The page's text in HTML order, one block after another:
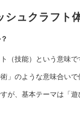
ュクラフト
（技能）という意味で
のような意味合いで
、基本テーマは「遊